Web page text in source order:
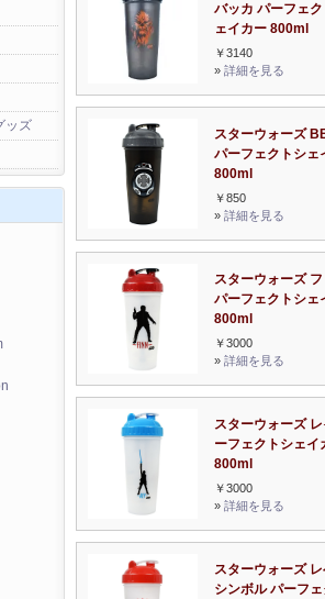
ッズ
バッカ パーフェ
ェイカー 800ml
￥3140
» 詳細を見る
スターウォーズ
パーフェクトシェ
800ml
￥850
» 詳細を見る
スターウォーズ
パーフェクトシェ
800ml
￥3000
» 詳細を見る
スターウォーズ
ーフェクトシェイ
800ml
￥3000
» 詳細を見る
スターウォーズ
シンボル パーフ